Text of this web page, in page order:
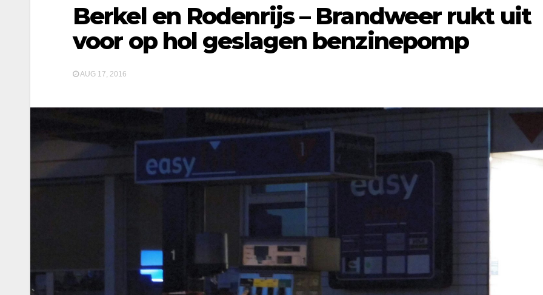
Berkel en Rodenrijs – Brandweer rukt uit
voor op hol geslagen benzinepomp
AUG 17, 2016